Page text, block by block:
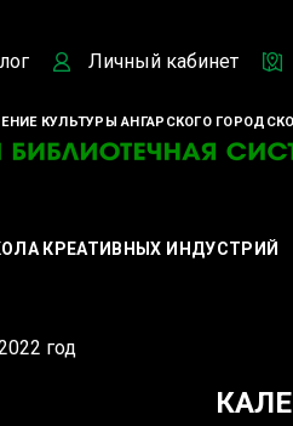
КУЛЬТУРЫ АНГАРСКОГО
Личный кабинет
КРЕАТИВНЫХ ИНДУСТРИЙ
год